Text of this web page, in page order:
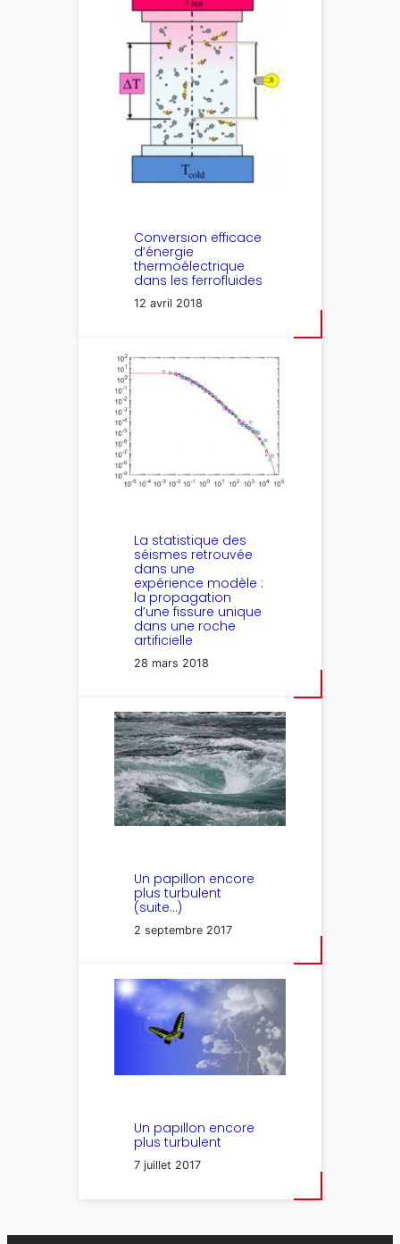
Conversion efficace
d’énergie
thermoélectrique
dans les ferrofluides
12 avril 2018
La statistique des
séismes retrouvée
dans une
expérience modèle :
la propagation
d’une fissure unique
dans une roche
artificielle
28 mars 2018
Un papillon encore
plus turbulent
(suite…)
2 septembre 2017
Un papillon encore
plus turbulent
7 juillet 2017